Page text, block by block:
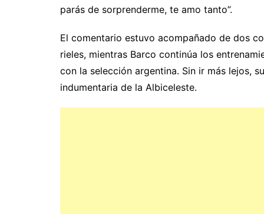
parás de sorprenderme, te amo tanto”.
El comentario estuvo acompañado de dos
rieles, mientras Barco continúa los
con la selección argentina. Sin ir más lejos,
indumentaria de la Albiceleste.